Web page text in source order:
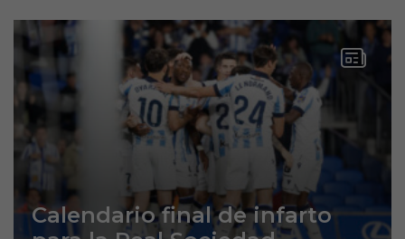
Calendario final de infarto